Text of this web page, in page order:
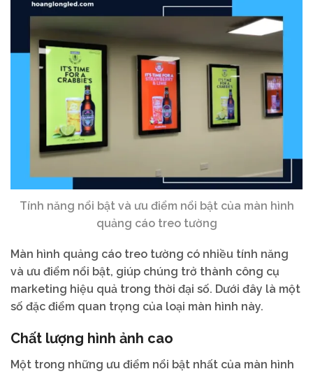
Tính năng nổi bật và ưu điểm nổi bật của màn hình
quảng cáo treo tường
Màn hình quảng cáo treo tường có nhiều tính năng
và ưu điểm nổi bật, giúp chúng trở thành công cụ
marketing hiệu quả trong thời đại số. Dưới đây là một
số đặc điểm quan trọng của loại màn hình này.
Chất lượng hình ảnh cao
Một trong những ưu điểm nổi bật nhất của màn hình